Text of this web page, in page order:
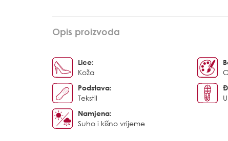
Opis proizvoda
Lice:
Koža
Podstava:
Tekstil
Namjena:
Suho i kišno vrijeme